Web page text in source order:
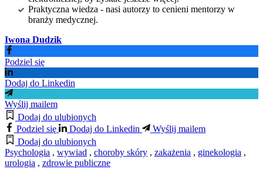
Praktyczna wiedza - nasi autorzy to cenieni mentorzy w
branży medycznej.
Iwona Dudzik
Podziel się
Dodaj do Linkedin
Wyślij mailem
Dodaj do ulubionych
Podziel się
Dodaj do Linkedin
Wyślij mailem
Dodaj do ulubionych
Psychologia , wywiad , choroby skóry , zakażenia , ginekologia ,
urologia , zdrowie publiczne